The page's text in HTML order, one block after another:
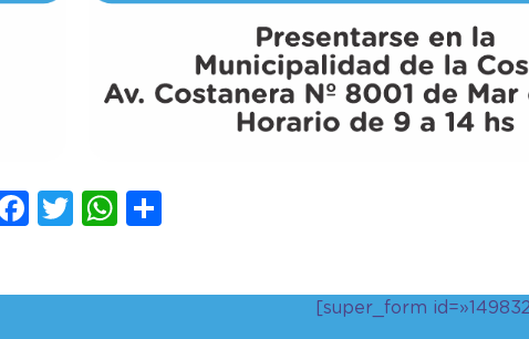
Facebook
TwitterWhatsApp
[super_form